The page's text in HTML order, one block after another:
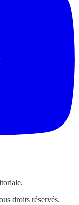
droits réservés.